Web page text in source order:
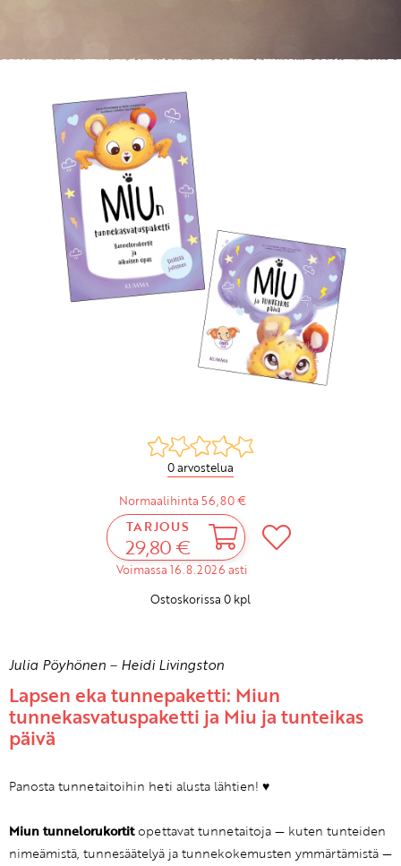
0 arvostelua
Normaalihinta 56,80 €
TARJOUS
29,80 €
Voimassa 16.8.2026 asti
Ostoskorissa 0 kpl
Julia Pöyhönen – Heidi Livingston
Lapsen eka tunnepaketti: Miun
tunnekasvatuspaketti ja Miu ja tunteikas
päivä
Panosta tunnetaitoihin heti alusta lähtien! ♥
Miun tunnelorukortitopettavat tunnetaitoja — kuten tunteiden
nimeämistä, tunnesäätelyä ja tunnekokemusten ymmärtämistä —